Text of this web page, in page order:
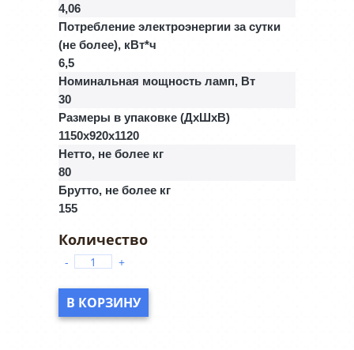
4,06
Потребление электроэнергии за сутки
(не более), кВт*ч
6,5
Номинальная мощность ламп, Вт
30
Размеры в упаковке (ДхШхВ)
1150x920x1120
Нетто, не более кг
80
Брутто, не более кг
155
- +
В КОРЗИНУ